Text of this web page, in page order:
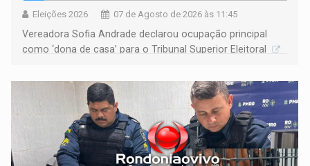
Eleições 2026 07 de Agosto de 2026 às 11:45
Vereadora Sofia Andrade declarou ocupação principal
como ‘dona de casa’ para o Tribunal Superior Eleitoral